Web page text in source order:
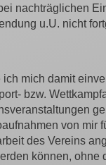
nachträglichen
u.U. nicht
ich mich damit
bzw.
von mir
des Vereins
können, ohne